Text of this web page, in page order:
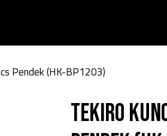
Pendek (HK-BP1203)
TEKIRO